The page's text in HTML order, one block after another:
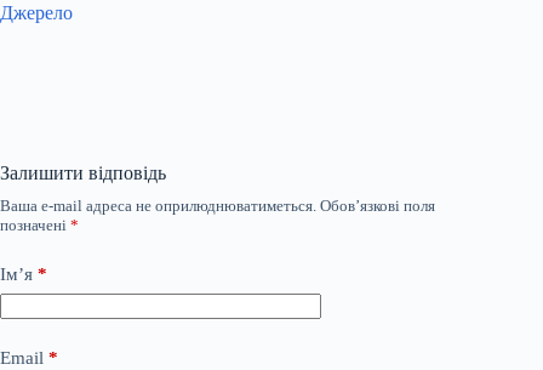
Джерело
Залишити відповідь
Ваша e-mail адреса не оприлюднюватиметься. Обов’язкові поля
позначені *
Ім’я *
Email *